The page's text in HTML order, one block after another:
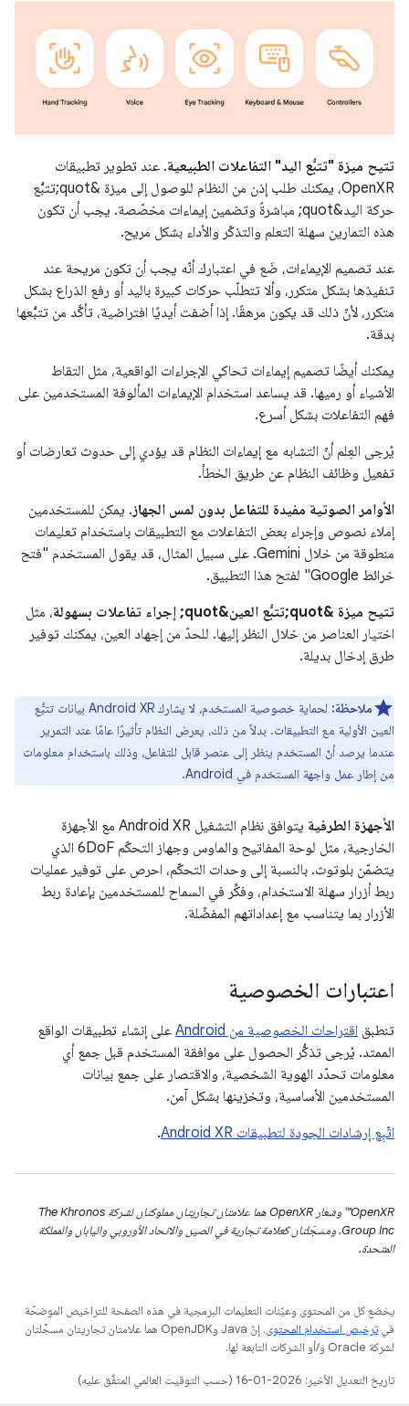
تتيح ميزة "تتبُّع اليد" التفاعلات الطبيعية. عند تطوير تطبيقات
OpenXR، يمكنك طلب إذن من النظام للوصول إلى ميزة &quot;تتبُّع
حركة اليد&quot; مباشرةً وتضمين إيماءات مخصّصة. يجب أن تكون
هذه التمارين سهلة التعلم والتذكّر والأداء بشكل مريح.
عند تصميم الإيماءات، ضَع في اعتبارك أنّه يجب أن تكون مريحة عند
تنفيذها بشكل متكرر، وألا تتطلّب حركات كبيرة باليد أو رفع الذراع بشكل
متكرر، لأنّ ذلك قد يكون مرهقًا. إذا أضفت أيديًا افتراضية، تأكَّد من تتبُّعها
بدقة.
يمكنك أيضًا تصميم إيماءات تحاكي الإجراءات الواقعية، مثل التقاط
الأشياء أو رميها. قد يساعد استخدام الإيماءات المألوفة المستخدمين على
فهم التفاعلات بشكل أسرع.
يُرجى العِلم أنّ التشابه مع إيماءات النظام قد يؤدي إلى حدوث تعارضات أو
تفعيل وظائف النظام عن طريق الخطأ.
الأوامر الصوتية مفيدة للتفاعل بدون لمس الجهاز. يمكن للمستخدمين
إملاء نصوص وإجراء بعض التفاعلات مع التطبيقات باستخدام تعليمات
منطوقة من خلال Gemini. على سبيل المثال، قد يقول المستخدم "فتح
خرائط Google" لفتح هذا التطبيق.
تتيح ميزة &quot;تتبُّع العين&quot; إجراء تفاعلات بسهولة
، مثل
اختيار العناصر من خلال النظر إليها. للحدّ من إجهاد العين، يمكنك توفير
طرق إدخال بديلة.
ملاحظة:
لحماية خصوصية المستخدم، لا يشارك Android XR بيانات تتبُّع
العين الأولية مع التطبيقات. بدلاً من ذلك، يعرض النظام تأثيرًا عامًا عند التمرير
عندما يرصد أنّ المستخدم ينظر إلى عنصر قابل للتفاعل، وذلك باستخدام معلومات
من إطار عمل واجهة المستخدم في Android.
الأجهزة الطرفية
يتوافق نظام التشغيل Android XR مع الأجهزة
الخارجية، مثل لوحة المفاتيح والماوس وجهاز التحكّم 6DoF الذي
يتضمّن بلوتوث. بالنسبة إلى وحدات التحكّم، احرص على توفير عمليات
ربط أزرار سهلة الاستخدام، وفكِّر في السماح للمستخدمين بإعادة ربط
الأزرار بما يتناسب مع إعداداتهم المفضّلة.
اعتبارات الخصوصية
تنطبق اقتراحات الخصوصية من Android
على إنشاء تطبيقات الواقع
الممتد. يُرجى تذكُّر الحصول على موافقة المستخدم قبل جمع أي
معلومات تحدّد الهوية الشخصية، والاقتصار على جمع بيانات
المستخدمين الأساسية، وتخزينها بشكل آمن.
اتّبِع إرشادات الجودة لتطبيقات Android XR
.
‫OpenXR™ وشعار OpenXR هما علامتان تجاريتان مملوكتان لشركة The Khronos
Group Inc. ومسجّلتان كعلامة تجارية في الصين والاتحاد الأوروبي واليابان والمملكة
المتحدة.
يخضع كل من المحتوى وعيّنات التعليمات البرمجية في هذه الصفحة للتراخيص الموضحّة
فيترخيص استخدام المحتوى
. إنّ Java وOpenJDK هما علامتان تجاريتان مسجَّلتان
لشركة Oracle و/أو الشركات التابعة لها.
تاريخ التعديل الأخير: 2026-01-16 (حسب التوقيت العالمي المتفَّق عليه)